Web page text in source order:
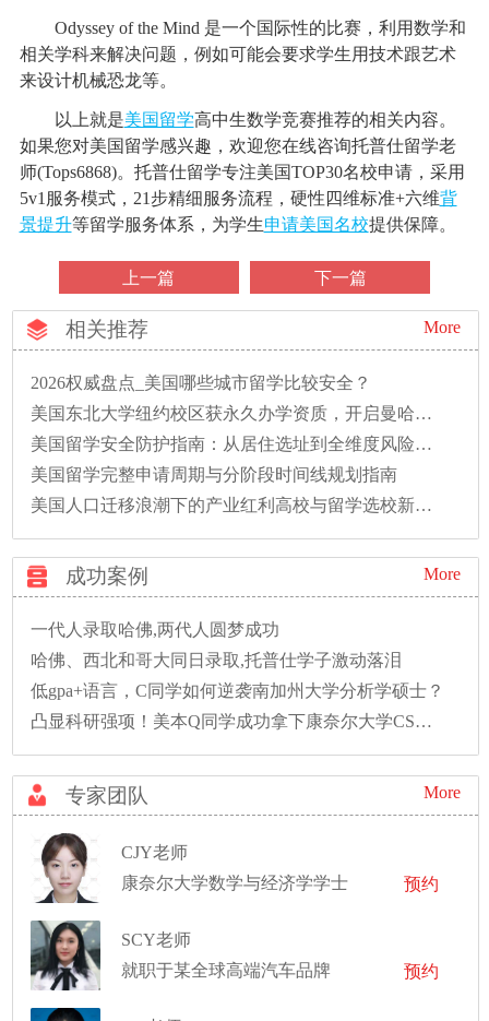
Odyssey of the Mind 是一个国际性的比赛，利用数学和
相关学科来解决问题，例如可能会要求学生用技术跟艺术
来设计机械恐龙等。
以上就是美国留学高中生数学竞赛推荐的相关内容。
如果您对美国留学感兴趣，欢迎您在线咨询托普仕留学老
师(Tops6868)。托普仕留学专注美国TOP30名校申请，采用
5v1服务模式，21步精细服务流程，硬性四维标准+六维背
景提升等留学服务体系，为学生申请美国名校提供保障。
上一篇 下一篇
相关推荐 More
2026权威盘点_美国哪些城市留学比较安全？
美国东北大学纽约校区获永久办学资质，开启曼哈顿本科教育新篇章
美国留学安全防护指南：从居住选址到全维度风险防范
美国留学完整申请周期与分阶段时间线规划指南
美国人口迁移浪潮下的产业红利高校与留学选校新逻辑
成功案例 More
一代人录取哈佛,两代人圆梦成功
哈佛、西北和哥大同日录取,托普仕学子激动落泪
低gpa+语言，C同学如何逆袭南加州大学分析学硕士？
凸显科研强项！美本Q同学成功拿下康奈尔大学CS硕士录取！
专家团队 More
CJY老师
康奈尔大学数学与经济学学士
预约
SCY老师
就职于某全球高端汽车品牌
预约